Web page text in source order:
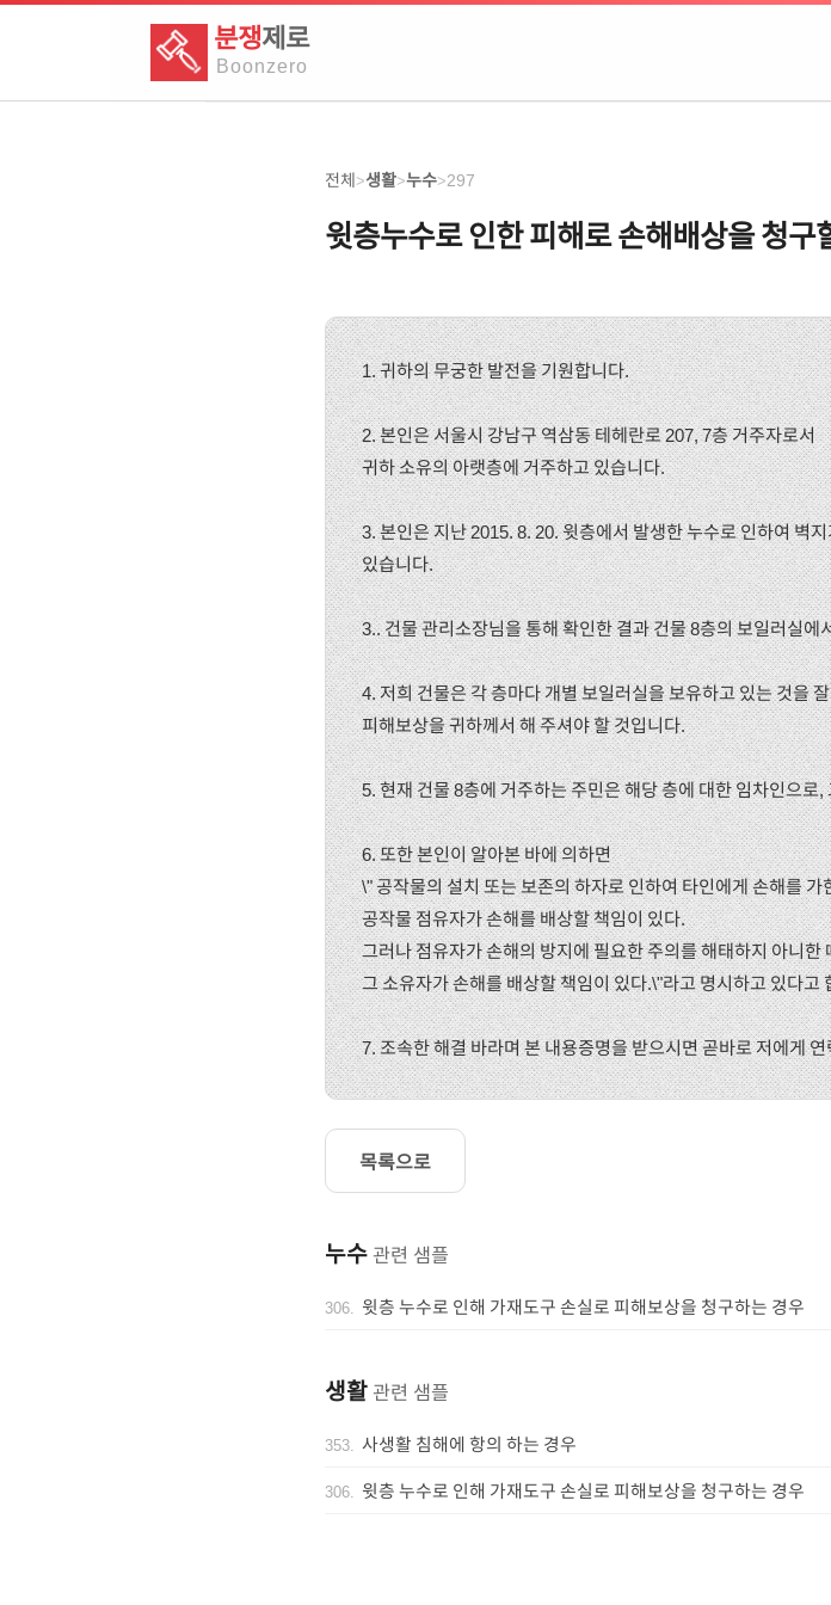
분쟁제로
Boonzero
전체>생활>누수>297
윗층누수로 인한 피해로 손해배상을 청구
1. 귀하의 무궁한 발전을 기원합니다.
2. 본인은 서울시 강남구 역삼동 테헤란로 207, 7층 거주자로서
귀하 소유의 아랫층에 거주하고 있습니다.
3. 본인은 지난 2015. 8. 20. 윗층에서 발생한 누수로 인하여 벽
있습니다.
3.. 건물 관리소장님을 통해 확인한 결과 건물 8층의 보일러실
4. 저희 건물은 각 층마다 개별 보일러실을 보유하고 있는 것을
피해보상을 귀하께서 해 주셔야 할 것입니다.
5. 현재 건물 8층에 거주하는 주민은 해당 층에 대한 임차인으로
6. 또한 본인이 알아본 바에 의하면
\" 공작물의 설치 또는 보존의 하자로 인하여 타인에게 손해를 가
공작물 점유자가 손해를 배상할 책임이 있다.
그러나 점유자가 손해의 방지에 필요한 주의를 해태하지 아니한
그 소유자가 손해를 배상할 책임이 있다.\"라고 명시하고 있다고
7. 조속한 해결 바라며 본 내용증명을 받으시면 곧바로 저에게
목록으로
누수 관련 샘플
306. 윗층 누수로 인해 가재도구 손실로 피해보상을 청구하는 경우
생활 관련 샘플
353. 사생활 침해에 항의 하는 경우
306. 윗층 누수로 인해 가재도구 손실로 피해보상을 청구하는 경우